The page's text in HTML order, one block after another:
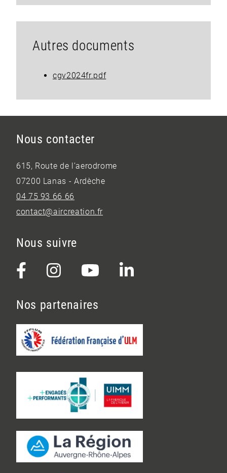
Autres documents
cgv2024fr.pdf
Nous contacter
615, Route de l’aerodrome
07200 Lanas - Ardèche
04 75 93 66 66
contact@aircreation.fr
Nous suivre
Nos partenaires